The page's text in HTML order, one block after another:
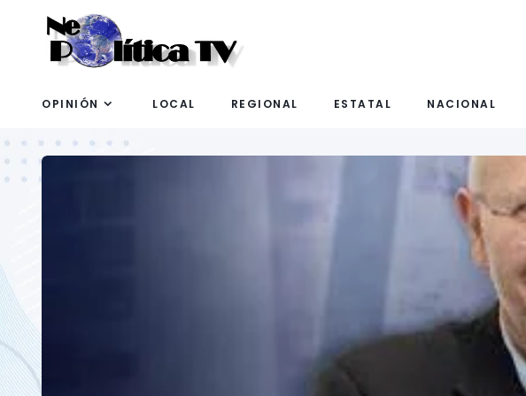
OPINIÓN LOCAL REGIONAL ESTATAL NACIONAL